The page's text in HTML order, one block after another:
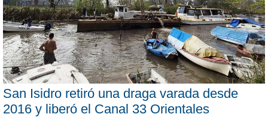
San Isidro retiró una draga varada desde
2016 y liberó el Canal 33 Orientales